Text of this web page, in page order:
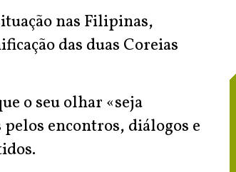
nas Filipinas,
das duas Coreias
o seu olhar «seja
encontros, diálogos e